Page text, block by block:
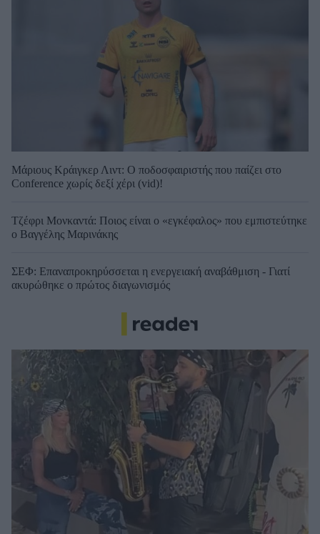
Μάριους Κράιγκερ Λιντ: Ο ποδοσφαιριστής που παίζει στο
Conference χωρίς δεξί χέρι (vid)!
Τζέφρι Μονκαντά: Ποιος είναι ο «εγκέφαλος» που εμπιστεύτηκε
ο Βαγγέλης Μαρινάκης
ΣΕΦ: Επαναπροκηρύσσεται η ενεργειακή αναβάθμιση - Γιατί
ακυρώθηκε ο πρώτος διαγωνισμός